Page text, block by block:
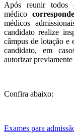
Após reunir todos
médico
médicos
candidato realize
câmpus de lotação e
candidato, em
autorizar previamente
Confira abaixo:
Exames para